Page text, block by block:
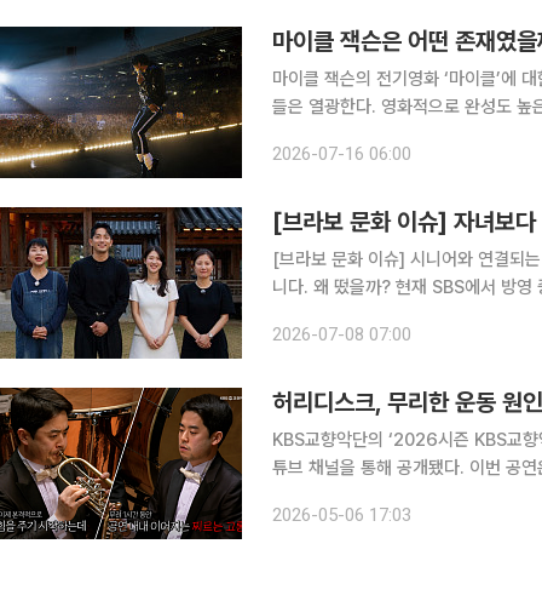
마이클 잭슨은 어떤 존재였
마이클 잭슨의 전기영화 ‘마이클’에
들은 열광한다. 영화적으로 완성도 높
일 개봉한 영화 ‘마이클’은 개봉 전부
2026-07-16 06:00
[브라보 문화 이슈] 자녀보다
[브라보 문화 이슈] 시니어와 연결되
니다. 왜 떴을까? 현재 SBS에서 방영 중인 예능 프로그램 '합숙맞선2'는 결혼을 원하는 싱글 남녀
방송된 시즌1이 기대 이상의 인기를
2026-07-08 07:00
허리디스크, 무리한 운동 원
KBS교향악단의 ‘2026시즌 KBS교
튜브 채널을 통해 공개됐다. 이번 공
을 앞두고, 헬스장에서 운동을 하던
2026-05-06 17:03